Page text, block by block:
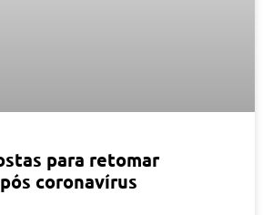
para retomar
coronavírus